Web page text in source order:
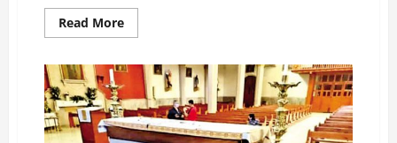
Read MoreRead
more
a
cuatro
personas
en
municipio
poblano